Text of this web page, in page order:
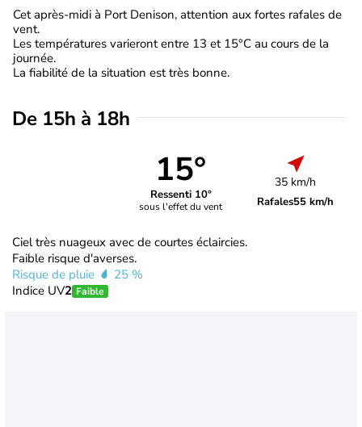
Cet après-midi à Port Denison, attention aux fortes rafales de
vent.
Les températures varieront entre 13 et 15°C au cours de la
journée.
La fiabilité de la situation est très bonne.
De 15h à 18h
15°
Ressenti 10°
sous l'effet du vent
35 km/h
Rafales55 km/h
Ciel très nuageux avec de courtes éclaircies.
Faible risque d'averses.
Risque de pluie
25 %
Indice UV2 Faible